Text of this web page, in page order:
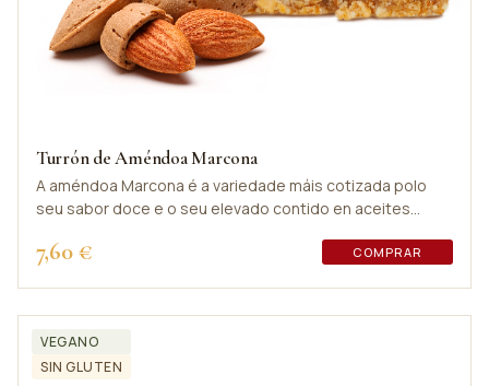
Turrón de Améndoa Marcona
A améndoa Marcona é a variedade máis cotizada polo
seu sabor doce e o seu elevado contido en aceites
7,60 € COMPRAR
VEGANO
SIN GLUTEN